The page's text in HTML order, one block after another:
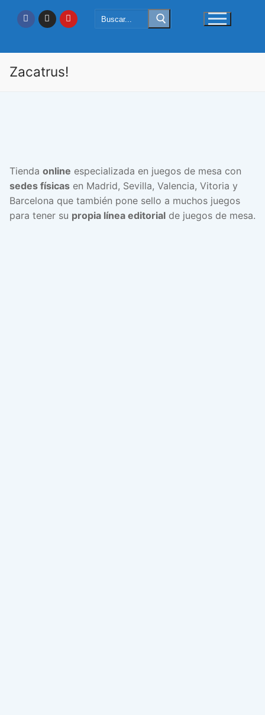
Buscar:
Zacatrus!
Tienda online especializada en juegos de mesa con
sedes físicas en Madrid, Sevilla, Valencia, Vitoria y
Barcelona que también pone sello a muchos juegos
para tener su propia línea editorial de juegos de mesa.